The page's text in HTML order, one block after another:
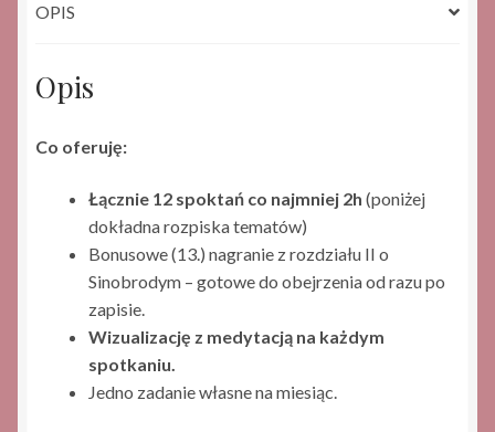
OPIS
Opis
Co oferuję:
Łącznie 12 spoktań co najmniej 2h (poniżej
dokładna rozpiska tematów)
Bonusowe (13.) nagranie z rozdziału II o
Sinobrodym – gotowe do obejrzenia od razu po
zapisie.
Wizualizację z medytacją na każdym
spotkaniu.
Jedno zadanie własne na miesiąc.